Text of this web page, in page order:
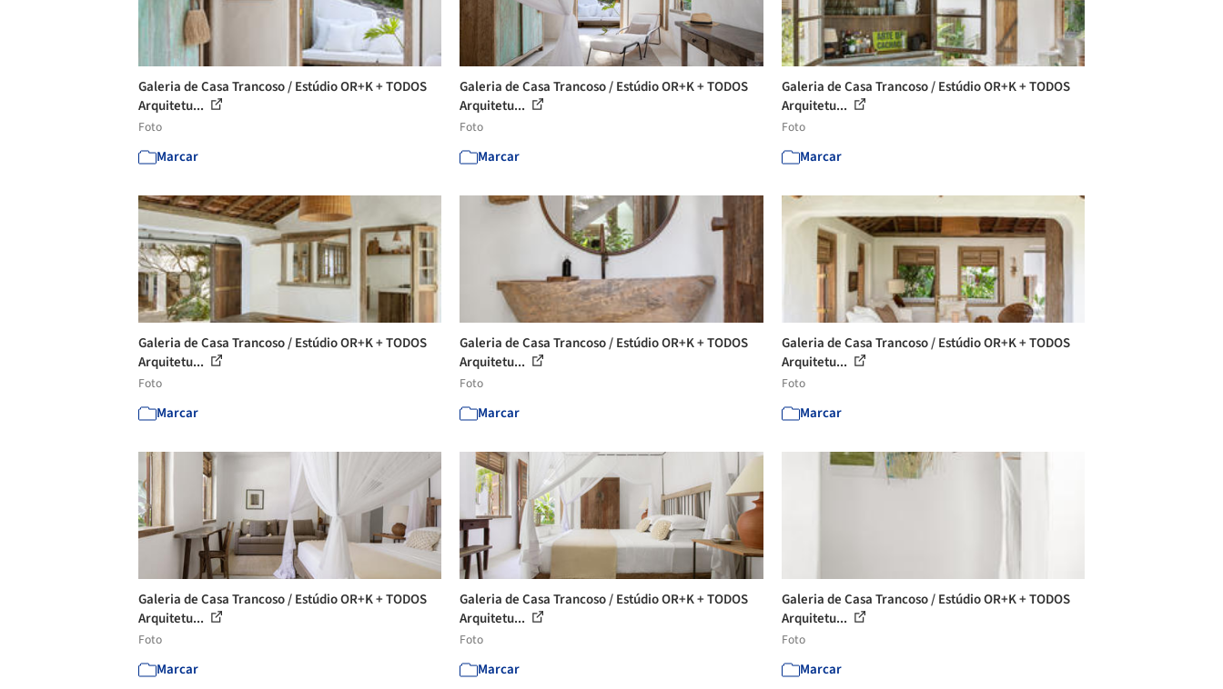
Galeria de Casa Trancoso / Estúdio OR+K + TODOS
Arquitetu...
Foto
Marcar
Galeria de Casa Trancoso / Estúdio OR+K + TODOS
Arquitetu...
Foto
Marcar
Galeria de Casa Trancoso / Estúdio OR+K + TODOS
Arquitetu...
Foto
Marcar
Galeria de Casa Trancoso / Estúdio OR+K + TODOS
Arquitetu...
Foto
Marcar
Galeria de Casa Trancoso / Estúdio OR+K + TODOS
Arquitetu...
Foto
Marcar
Galeria de Casa Trancoso / Estúdio OR+K + TODOS
Arquitetu...
Foto
Marcar
Galeria de Casa Trancoso / Estúdio OR+K + TODOS
Arquitetu...
Foto
Marcar
Galeria de Casa Trancoso / Estúdio OR+K + TODOS
Arquitetu...
Foto
Marcar
Galeria de Casa Trancoso / Estúdio OR+K + TODOS
Arquitetu...
Foto
Marcar